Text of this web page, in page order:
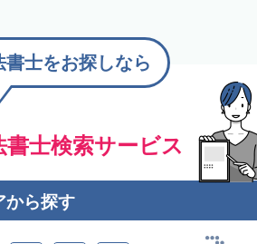
書士検索サービス
士をお探しなら
から探す